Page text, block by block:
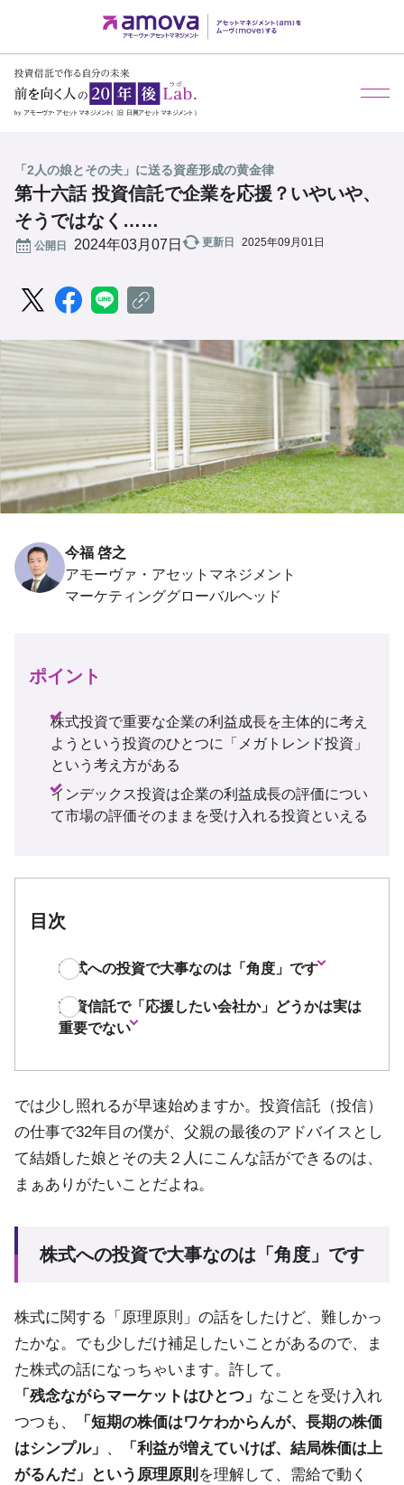
「2人の娘とその夫」に送る資産形成の黄金律
第十六話 投資信託で企業を応援？いやいや、
そうではなく……
公開日 更新日 2025年09月01日
今福 啓之
アモーヴァ・アセットマネジメント
ポイント
株式投資で重要な企業の利益成長を主体的に考え
ようという投資のひとつに「メガトレンド投資」
という考え方がある
インデックス投資は企業の利益成長の評価につい
て市場の評価そのままを受け入れる投資といえる
目次
株式への投資で大事なのは「角度」です
投資信託で「応援したい会社か」どうかは実は
重要でない
では少し照れるが早速始めますか。投資信託（投信）
の仕事で32年目の僕が、父親の最後のアドバイスとし
て結婚した娘とその夫２人にこんな話ができるのは、
まぁありがたいことだよね。
株式への投資で大事なのは「角度」です
株式に関する「原理原則」の話をしたけど、難しかっ
たかな。でも少しだけ補足したいことがあるので、ま
た株式の話になっちゃいます。許して。
「残念ながらマーケットはひとつ」 なことを受け入れ
つつも、
「短期の株価はワケわからんが、長期の株価
はシンプル」 、
「利益が増えていけば、結局株価は上
がるんだ」という原理原則 を理解して、需給で動く